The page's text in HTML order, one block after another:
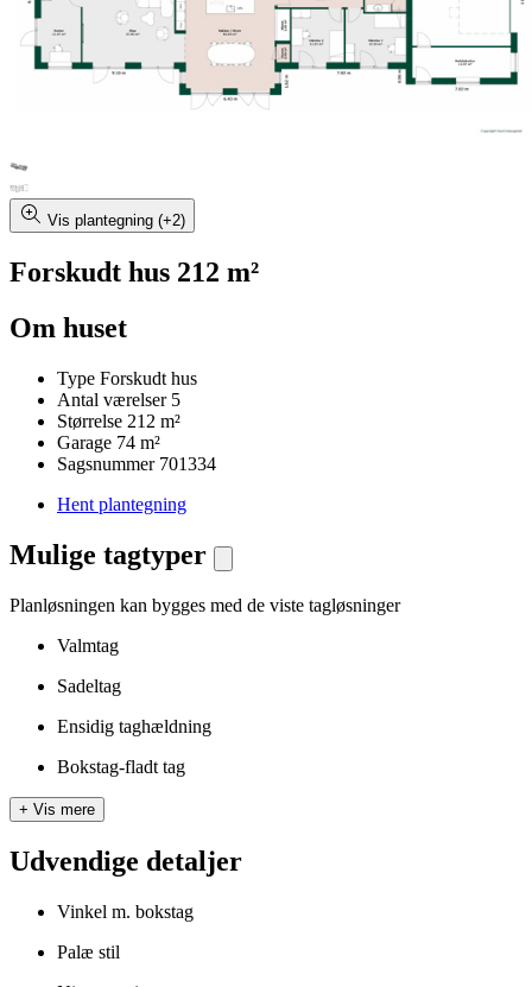
Vis plantegning (+2)
Forskudt hus 212 m²
Om huset
Type Forskudt hus
Antal værelser 5
Størrelse 212 m²
Garage 74 m²
Sagsnummer 701334
Hent plantegning
Mulige tagtyper
Planløsningen kan bygges med de viste tagløsninger
Valmtag
Sadeltag
Ensidig taghældning
Bokstag-fladt tag
+ Vis mere
Udvendige detaljer
Vinkel m. bokstag
Palæ stil